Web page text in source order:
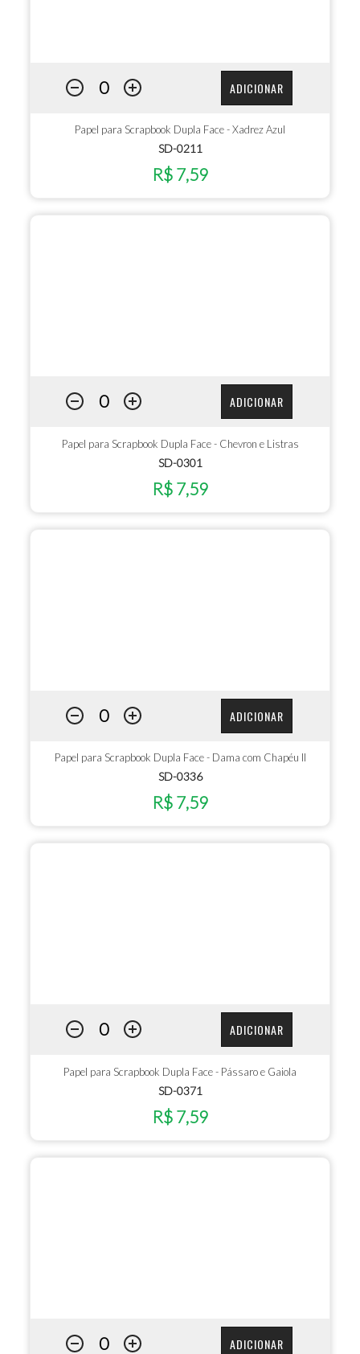
ADICIONAR
Papel para Scrapbook Dupla Face - Xadrez Azul
SD-0211
R$ 7,59
ADICIONAR
Papel para Scrapbook Dupla Face - Chevron e Listras
SD-0301
R$ 7,59
ADICIONAR
Papel para Scrapbook Dupla Face - Dama com Chapéu II
SD-0336
R$ 7,59
ADICIONAR
Papel para Scrapbook Dupla Face - Pássaro e Gaiola
SD-0371
R$ 7,59
ADICIONAR